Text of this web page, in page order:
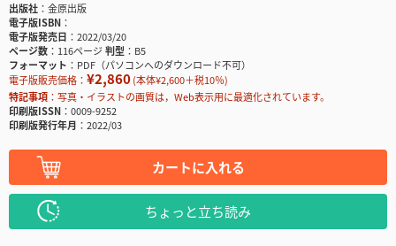
出版社
金原出版
電子版ISBN
電子版発売日
2022/03/20
ページ数
116ページ判型
B5
フォーマット
PDF（パソコンへのダウンロード不可）
電子版販売価格： ¥2,860(本体¥2,600＋税10％)
特記事項
写真・イラストの画質は，Web表示用に最適化されています。
印刷版ISSN
0009-9252
印刷版発行年月
2022/03
カートに入れる
ちょっと立ち読み